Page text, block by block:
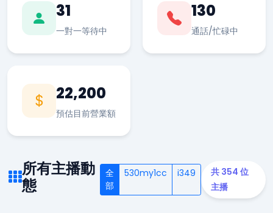
31
一對一等待中
130
通話/忙碌中
22,200
預估目前營業額
所有主播動
態
全
部
530my1cc i349
共 354 位
主播